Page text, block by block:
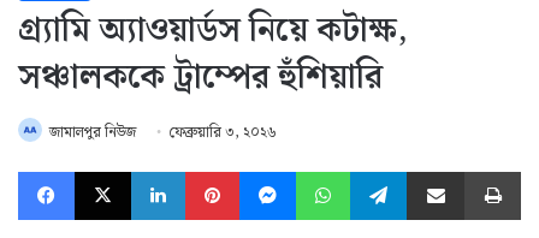
গ্র্যামি অ্যাওয়ার্ডস নিয়ে কটাক্ষ,
সঞ্চালককে ট্রাম্পের হুঁশিয়ারি
জামালপুর নিউজ ফেব্রুয়ারি ৩, ২০২৬
Facebook
X LinkedInPinterestMessengerWhatsAppTelegramShare via Email